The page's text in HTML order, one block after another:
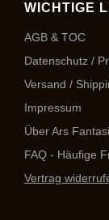
WICHTIGE
AGB & TOC
Datenschutz /
Versand /
Impressum
Über Ars
FAQ - Häufige
Vertrag